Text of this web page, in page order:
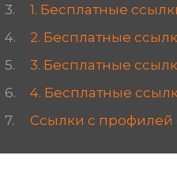
1. Бесплатные
2. Бесплатные
3. Бесплатные
4. Бесплатные
Ссылки с профилей